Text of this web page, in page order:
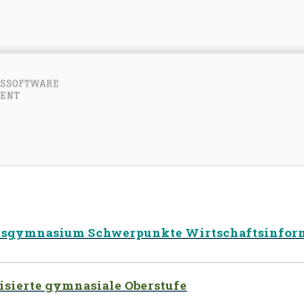
Schwerpunkte
gymnasiale Oberstufe